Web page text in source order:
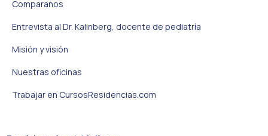
Comparanos
Entrevista al Dr. Kalinberg, docente de pediatría
Misión y visión
Nuestras oficinas
Trabajar en CursosResidencias.com